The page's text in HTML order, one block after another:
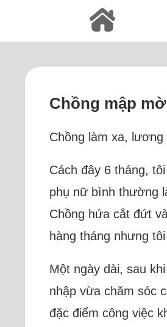
Chồng mập
Chồng làm xa,
Cách đây 6 tháng,
phụ nữ bình thường
Chồng hứa cắt đứt
hàng tháng nhưng
Một ngày dài, sau
nhập vừa chăm sóc
đặc điểm công việc